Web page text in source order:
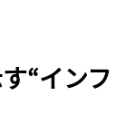
“インフ